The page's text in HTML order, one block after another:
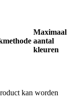
Maximaal
aantal
kleuren
kan worden